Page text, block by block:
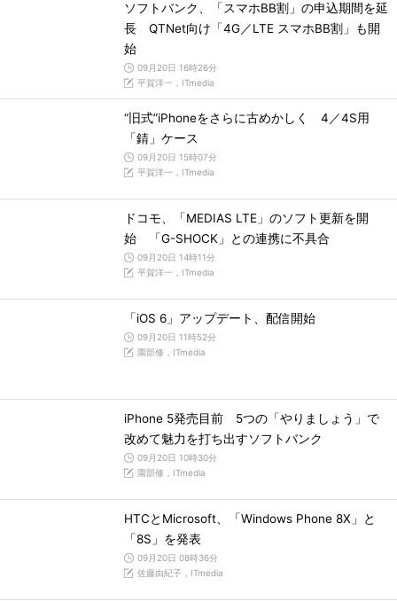
ソフトバンク、「スマホBB割」の申込期間を延
長 QTNet向け「4G／LTE スマホBB割」も開
始
09月20日 16時26分
平賀洋一，ITmedia
“旧式”iPhoneをさらに古めかしく 4／4S用
「錆」ケース
09月20日 15時07分
平賀洋一，ITmedia
ドコモ、「MEDIAS LTE」のソフト更新を開
始 「G-SHOCK」との連携に不具合
09月20日 14時11分
平賀洋一，ITmedia
「iOS 6」アップデート、配信開始
09月20日 11時52分
園部修，ITmedia
iPhone 5発売目前 5つの「やりましょう」で
改めて魅力を打ち出すソフトバンク
09月20日 10時30分
園部修，ITmedia
HTCとMicrosoft、「Windows Phone 8X」と
「8S」を発表
09月20日 08時36分
佐藤由紀子，ITmedia